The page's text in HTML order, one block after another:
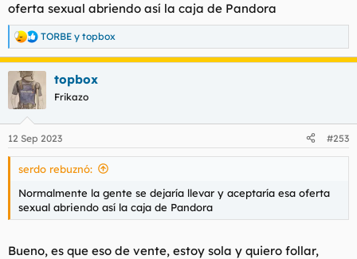
oferta sexual abriendo así la caja de Pandora
R
e
a
c
c
i
e
s
TORBE y topbox
topbox
Frikazo
12 Sep 2023 #253
serdo rebuznó:
Normalmente la gente se dejaría llevar y aceptaría esa oferta
sexual abriendo así la caja de Pandora
Bueno, es que eso de vente, estoy sola y quiero follar,